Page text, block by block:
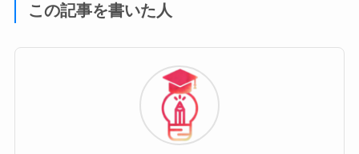
この記事を書いた人